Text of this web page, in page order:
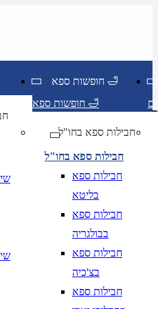
חופשות ספא 🛁
חופשות ספא 🛁
חבילות ספא בחו"ל
חבילות ספא בחו"ל
חבילות ספא
בליטא
חבילות ספא
בבולגריה
חבילות ספא
בצ'כיה
חבילות ספא
יום בשתי ספרות קו נטוי חודש בשתי ספרות קו נטוי שנה בשתי ספרות
יום בשתי ספרות קו נטוי חודש בשתי ספרות קו נטוי שנה בשתי ספרות